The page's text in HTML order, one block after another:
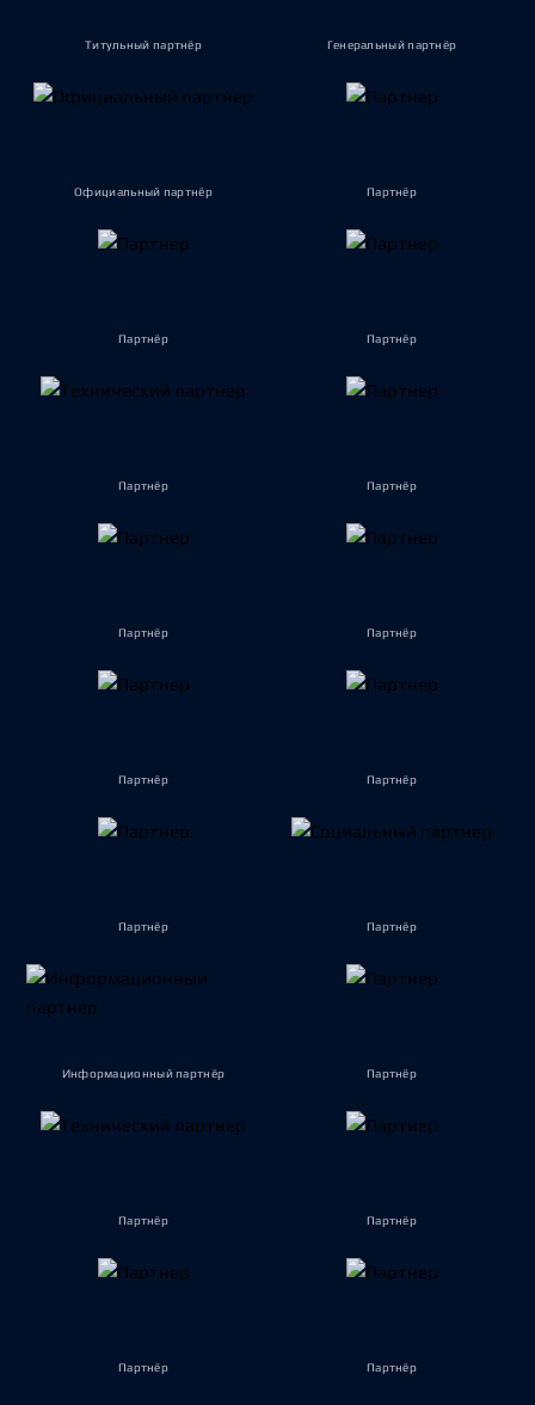
Титульный партнёр Генеральный партнёр
Официальный партнёр Партнёр
Партнёр Партнёр
Партнёр Партнёр
Партнёр Партнёр
Партнёр Партнёр
Партнёр Партнёр
Информационный партнёр Партнёр
Партнёр Партнёр
Партнёр Партнёр